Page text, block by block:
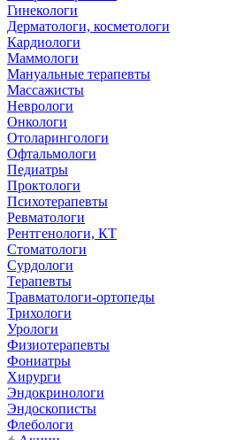
Гинекологи
Дерматологи, косметологи
Кардиологи
Маммологи
Мануальные терапевты
Массажисты
Неврологи
Онкологи
Отоларингологи
Офтальмологи
Педиатры
Проктологи
Психотерапевты
Ревматологи
Рентгенологи, КТ
Стоматологи
Сурдологи
Терапевты
Травматологи-ортопеды
Трихологи
Урологи
Физиотерапевты
Фониатры
Хирурги
Эндокринологи
Эндоскописты
Флебологи